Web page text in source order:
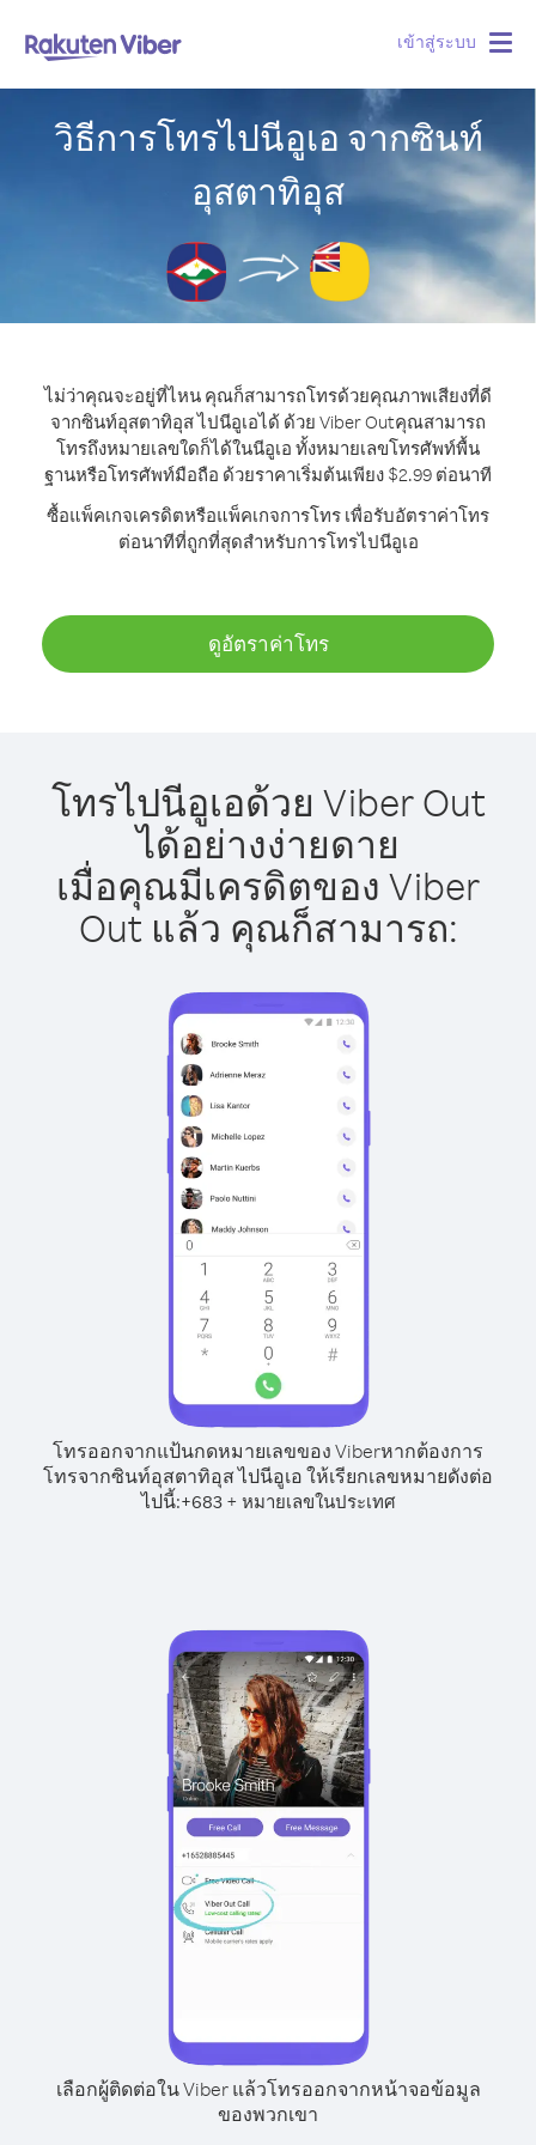
เข้าสู่ระบบ
วิธีการโทรไปนีอูเอ จากซินท์
อุสตาทิอุส
ไม่ว่าคุณจะอยู่ที่ไหน คุณก็สามารถโทรด้วยคุณภาพเสียงที่ดี
จากซินท์อุสตาทิอุส ไปนีอูเอได้ ด้วย Viber Outคุณสามารถ
โทรถึงหมายเลขใดก็ได้ในนีอูเอ ทั้งหมายเลขโทรศัพท์พื้น
ฐานหรือโทรศัพท์มือถือ ด้วยราคาเริ่มต้นเพียง $2.99 ต่อนาที
ซื้อแพ็คเกจเครดิตหรือแพ็คเกจการโทร เพื่อรับอัตราค่าโทร
ต่อนาทีที่ถูกที่สุดสำหรับการโทรไปนีอูเอ
ดูอัตราค่าโทร
โทรไปนีอูเอด้วย Viber Out
ได้อย่างง่ายดาย
เมื่อคุณมีเครดิตของ Viber
Out แล้ว คุณก็สามารถ:
โทรออกจากแป้นกดหมายเลขของ Viberหากต้องการ
โทรจากซินท์อุสตาทิอุส ไปนีอูเอ ให้เรียกเลขหมายดังต่อ
ไปนี้:+683+ หมายเลขในประเทศ
เลือกผู้ติดต่อใน Viber แล้วโทรออกจากหน้าจอข้อมูล
ของพวกเขา